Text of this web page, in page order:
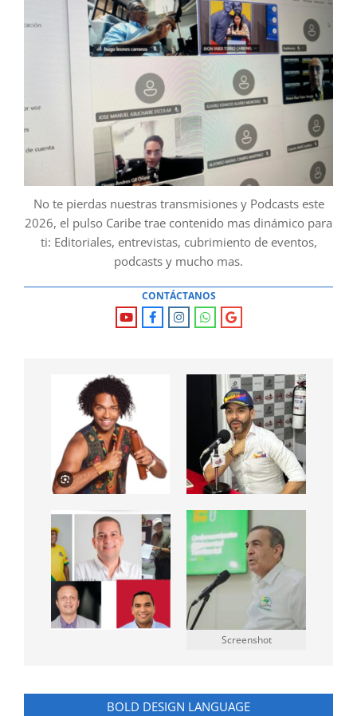
No te pierdas nuestras transmisiones y Podcasts este
2026, el pulso Caribe trae contenido mas dinámico para
ti: Editoriales, entrevistas, cubrimiento de eventos,
podcasts y mucho mas.
CONTÁCTANOS
Screenshot
BOLD DESIGN LANGUAGE